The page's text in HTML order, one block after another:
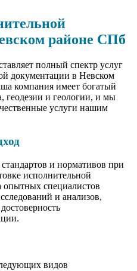
районе СПб
полный спектр услуг
документации в Невском
компания имеет богатый
геодезии и геологии, и мы
услуги нашим
и нормативов при
исполнительной
специалистов
и анализов,
видов